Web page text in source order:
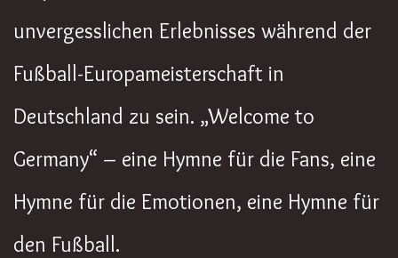
unvergesslichen Erlebnisses während der
Fußball-Europameisterschaft in
Deutschland zu sein. „Welcome to
Germany“ – eine Hymne für die Fans, eine
Hymne für die Emotionen, eine Hymne für
den Fußball.